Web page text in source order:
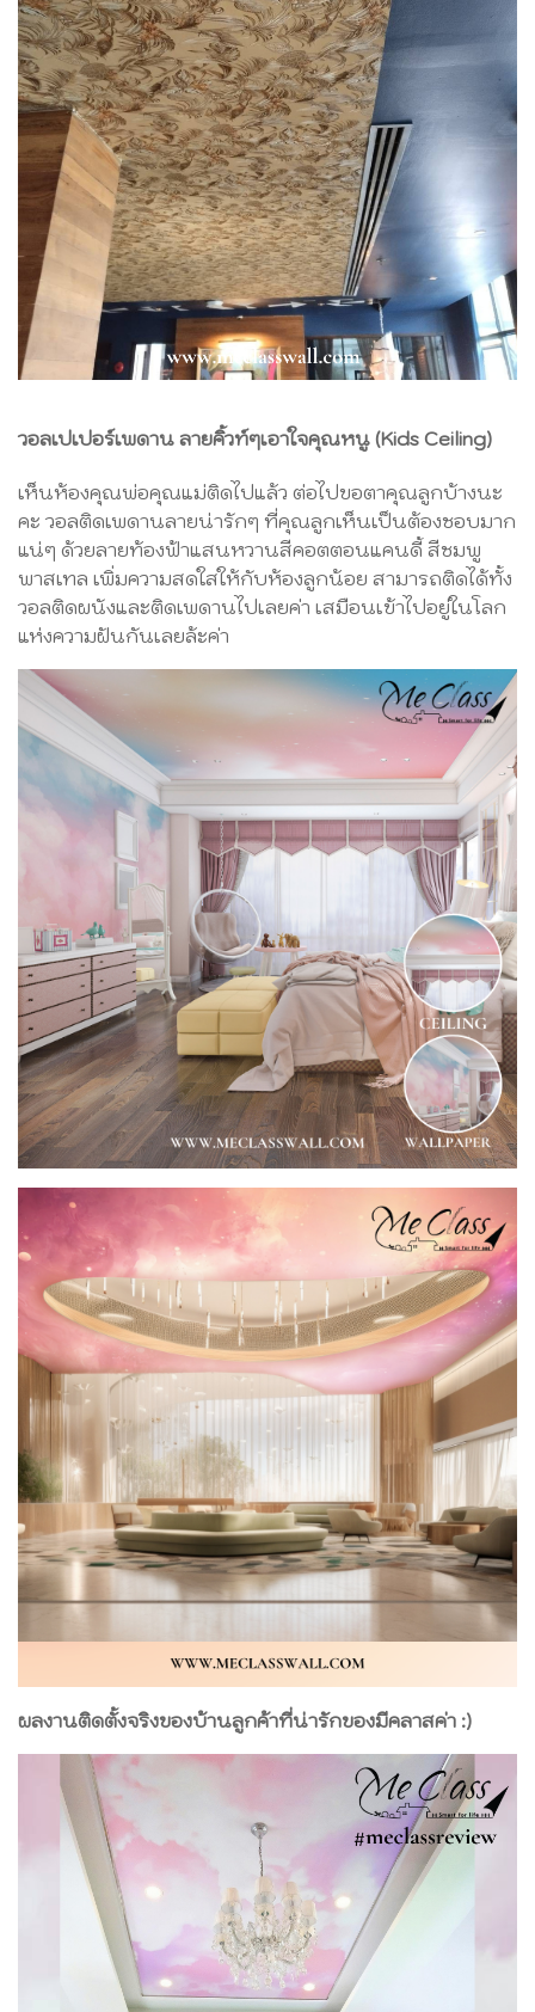
วอลเปเปอร์เพดาน ลายคิ้วท์ๆเอาใจคุณหนู (Kids Ceiling)
เห็นห้องคุณพ่อคุณแม่ติดไปแล้ว ต่อไปขอตาคุณลูกบ้างนะ
คะ วอลติดเพดานลายน่ารักๆ ที่คุณลูกเห็นเป็นต้องชอบมาก
แน่ๆ ด้วยลายท้องฟ้าแสนหวานสีคอตตอนแคนดี้ สีชมพู
พาสเทล เพิ่มความสดใสให้กับห้องลูกน้อย สามารถติดได้ทั้ง
วอลติดผนังและติดเพดานไปเลยค่า เสมือนเข้าไปอยู่ในโลก
แห่งความฝันกันเลยล้ะค่า
ผลงานติดตั้งจริงของบ้านลูกค้าที่น่ารักของมีคลาสค่า :)